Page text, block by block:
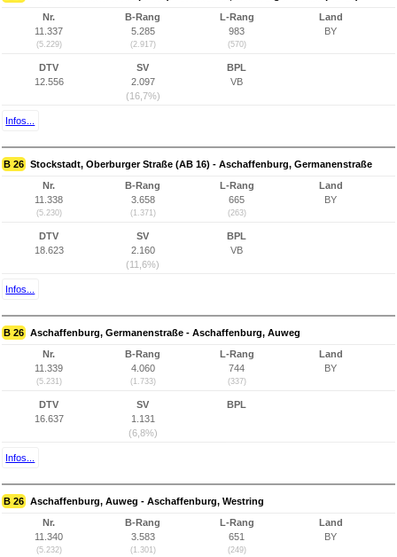
Nr.
11.337
(5.229)
B-Rang
5.285
(2.917)
L-Rang
983
(570)
Land
BY
DTV
12.556
SV
2.097
(16,7%)
BPL
VB
Infos...
B 26 Stockstadt, Oberburger Straße (AB 16) - Aschaffenburg, Germanenstraße
Nr.
11.338
(5.230)
B-Rang
3.658
(1.371)
L-Rang
665
(263)
Land
BY
DTV
18.623
SV
2.160
(11,6%)
BPL
VB
Infos...
B 26 Aschaffenburg, Germanenstraße - Aschaffenburg, Auweg
Nr.
11.339
(5.231)
B-Rang
4.060
(1.733)
L-Rang
744
(337)
Land
BY
DTV
16.637
SV
1.131
(6,8%)
BPL
Infos...
B 26 Aschaffenburg, Auweg - Aschaffenburg, Westring
Nr.
11.340
(5.232)
B-Rang
3.583
(1.301)
L-Rang
651
(249)
Land
BY